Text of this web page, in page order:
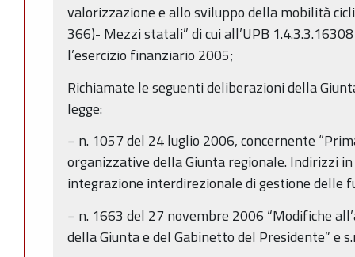
valorizzazione e allo sviluppo della mobilità
366)- Mezzi statali” di cui all’UPB
l’esercizio finanziario 2005;
Richiamate le seguenti deliberazioni della
legge:
− n. 1057 del 24 luglio 2006, concernente
organizzative della Giunta regionale. Indirizzi
integrazione interdirezionale di gestione delle
− n. 1663 del 27 novembre 2006 “Modifiche
della Giunta e del Gabinetto del Presidente” e